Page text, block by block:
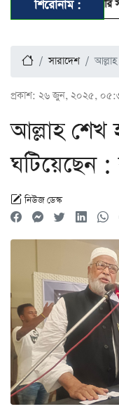
শিরোনাম :
দিতে হবে: পীর সাহেব
সারাদেশ
প্রকাশ: ২৬ জুন, ২০২৫,
আল্লাহ শেখ
ঘটিয়েছেন :
নিউজ ডেস্ক